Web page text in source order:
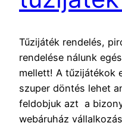
Tűzijáték rendelés,
rendelése nálunk
mellett! A tűzijátékok
szuper döntés lehet
feldobjuk azt a
webáruház